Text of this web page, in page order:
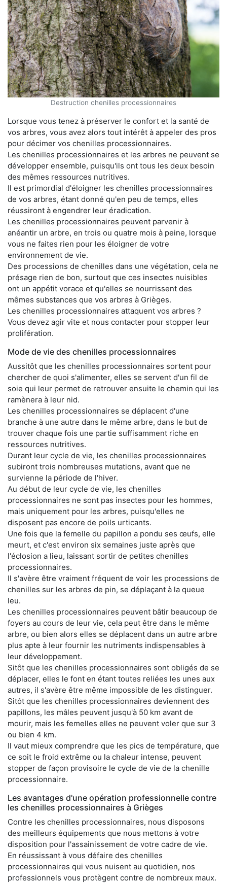
Destruction chenilles processionnaires
Lorsque vous tenez à préserver le confort et la santé de
vos arbres, vous avez alors tout intérêt à appeler des pros
pour décimer vos chenilles processionnaires.
Les chenilles processionnaires et les arbres ne peuvent se
développer ensemble, puisqu'ils ont tous les deux besoin
des mêmes ressources nutritives.
Il est primordial d'éloigner les chenilles processionnaires
de vos arbres, étant donné qu'en peu de temps, elles
réussiront à engendrer leur éradication.
Les chenilles processionnaires peuvent parvenir à
anéantir un arbre, en trois ou quatre mois à peine, lorsque
vous ne faites rien pour les éloigner de votre
environnement de vie.
Des processions de chenilles dans une végétation, cela ne
présage rien de bon, surtout que ces insectes nuisibles
ont un appétit vorace et qu'elles se nourrissent des
mêmes substances que vos arbres à Grièges.
Les chenilles processionnaires attaquent vos arbres ?
Vous devez agir vite et nous contacter pour stopper leur
prolifération.
Mode de vie des chenilles processionnaires
Aussitôt que les chenilles processionnaires sortent pour
chercher de quoi s'alimenter, elles se servent d'un fil de
soie qui leur permet de retrouver ensuite le chemin qui les
ramènera à leur nid.
Les chenilles processionnaires se déplacent d'une
branche à une autre dans le même arbre, dans le but de
trouver chaque fois une partie suffisamment riche en
ressources nutritives.
Durant leur cycle de vie, les chenilles processionnaires
subiront trois nombreuses mutations, avant que ne
survienne la période de l'hiver.
Au début de leur cycle de vie, les chenilles
processionnaires ne sont pas insectes pour les hommes,
mais uniquement pour les arbres, puisqu'elles ne
disposent pas encore de poils urticants.
Une fois que la femelle du papillon a pondu ses œufs, elle
meurt, et c'est environ six semaines juste après que
l'éclosion a lieu, laissant sortir de petites chenilles
processionnaires.
Il s'avère être vraiment fréquent de voir les processions de
chenilles sur les arbres de pin, se déplaçant à la queue
leu.
Les chenilles processionnaires peuvent bâtir beaucoup de
foyers au cours de leur vie, cela peut être dans le même
arbre, ou bien alors elles se déplacent dans un autre arbre
plus apte à leur fournir les nutriments indispensables à
leur développement.
Sitôt que les chenilles processionnaires sont obligés de se
déplacer, elles le font en étant toutes reliées les unes aux
autres, il s'avère être même impossible de les distinguer.
Sitôt que les chenilles processionnaires deviennent des
papillons, les mâles peuvent jusqu'à 50 km avant de
mourir, mais les femelles elles ne peuvent voler que sur 3
ou bien 4 km.
Il vaut mieux comprendre que les pics de température, que
ce soit le froid extrême ou la chaleur intense, peuvent
stopper de façon provisoire le cycle de vie de la chenille
processionnaire.
Les avantages d'une opération professionnelle contre
les chenilles processionnaires à Grièges
Contre les chenilles processionnaires, nous disposons
des meilleurs équipements que nous mettons à votre
disposition pour l'assainissement de votre cadre de vie.
En réussissant à vous défaire des chenilles
processionnaires qui vous nuisent au quotidien, nos
professionnels vous protègent contre de nombreux maux.